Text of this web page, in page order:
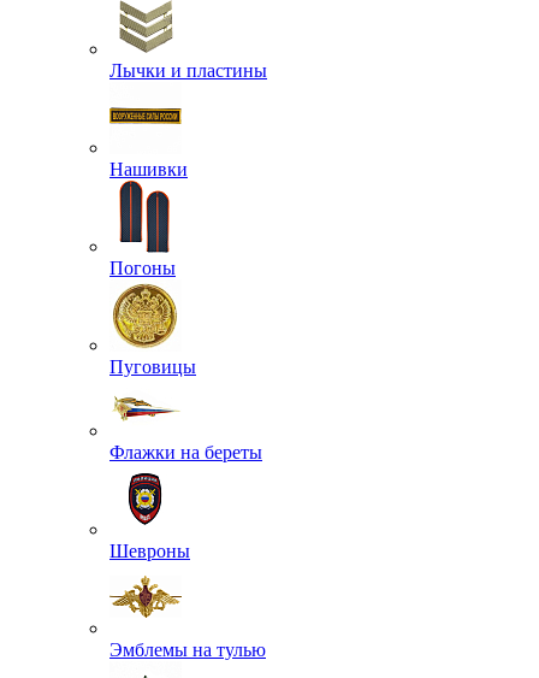
Лычки и пластины
Нашивки
Погоны
Пуговицы
Флажки на береты
Шевроны
Эмблемы на тулью